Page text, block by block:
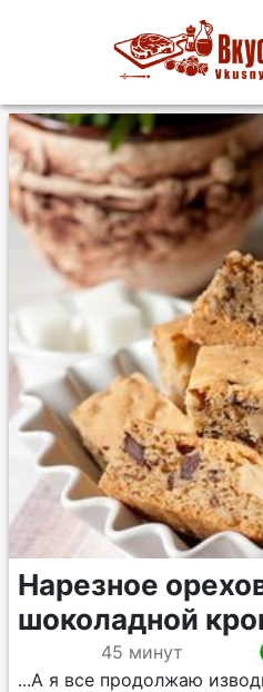
Нарезное
шоколадной
45 минут
...А я все продолжаю